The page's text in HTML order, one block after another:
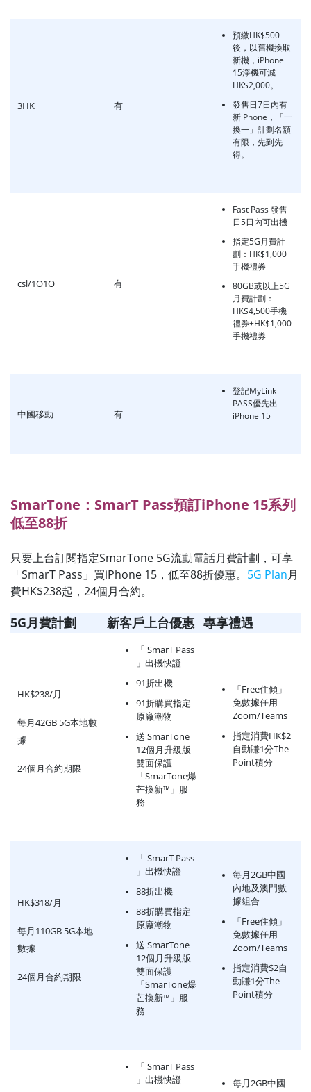
3HK 有
預繳HK$500
後，以舊機換取
新機，iPhone
15淨機可減
HK$2,000。
發售日7日內有
新iPhone，「一
換一」計劃名額
有限，先到先
得。
csl/1O1O 有
Fast Pass 發售
日5日內可出機
指定5G月費計
劃：HK$1,000
手機禮券
80GB或以上5G
月費計劃：
HK$4,500手機
禮券+HK$1,000
手機禮券
中國移動 有
登記MyLink
PASS優先出
iPhone 15
SmarTone：SmarT Pass預訂iPhone 15系列
低至88折
只要上台訂閱指定SmarTone 5G流動電話月費計劃，可享
「SmarT Pass」買iPhone 15，低至88折優惠。 5G Plan月
費HK$238起，24個月合約。
5G月費計劃 新客戶上台優惠 專享禮遇
HK$238/月
每月42GB 5G本地數
據
24個月合約期限
「 SmarT Pass
」出機快證
91折出機
91折購買指定
原廠潮物
送 SmarTone
12個月升級版
雙面保護
「SmarTone爆
芒換新™」服
務
「Free住傾」
免數據任用
Zoom/Teams
指定消費HK$2
自動賺1分The
Point積分
HK$318/月
每月110GB 5G本地
數據
24個月合約期限
「 SmarT Pass
」出機快證
88折出機
88折購買指定
原廠潮物
送 SmarTone
12個月升級版
雙面保護
「SmarTone爆
芒換新™」服
務
每月2GB中國
內地及澳門數
據組合
「Free住傾」
免數據任用
Zoom/Teams
指定消費$2自
動賺1分The
Point積分
「 SmarT Pass
」出機快證
每月2GB中國